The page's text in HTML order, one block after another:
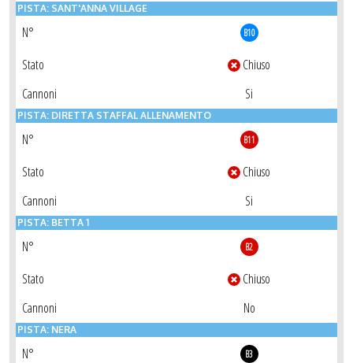
PISTA: SANT'ANNA VILLAGE
N° B10
Stato
Chiuso
Cannoni
Si
PISTA: DIRETTA STAFFAL ALLENAMENTO
N° B11
Stato
Chiuso
Cannoni
Si
PISTA: BETTA 1
N° B2
Stato
Chiuso
Cannoni
No
PISTA: NERA
N° B3